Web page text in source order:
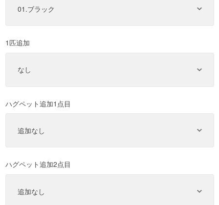
1匹追加
ハグペット追加1点目
ハグペット追加2点目